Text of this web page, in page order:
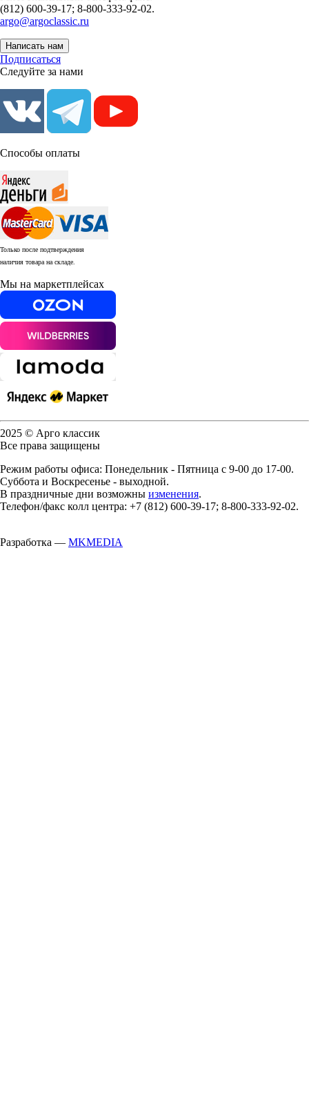
(812) 600-39-17; 8-800-333-92-02.
argo@argoclassic.ru
Написать нам
Подписаться
Следуйте за нами
Способы оплаты
Только после подтверждения
наличия товара на складе.
Мы на маркетплейсах
2025 © Арго классик
Все права защищены
Режим работы офиса: Понедельник - Пятница с 9-00 до 17-00.
Суббота и Воскресенье - выходной.
В праздничные дни возможны изменения.
Телефон/факс колл центра: +7 (812) 600-39-17; 8-800-333-92-02.
Разработка — MKMEDIA